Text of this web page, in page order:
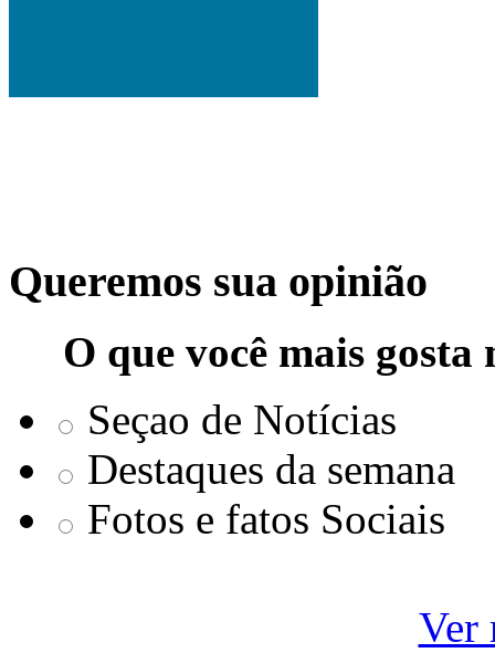
Queremos sua opinião
O que você mais
Seçao de Notícias
Destaques da semana
Fotos e fatos Sociais
Ver